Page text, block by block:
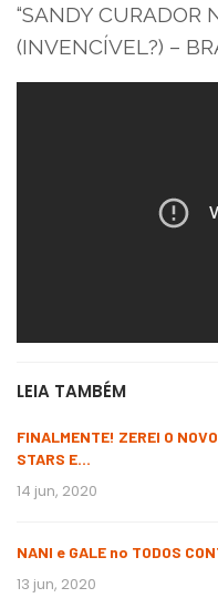
“SANDY CURADOR
(INVENCÍVEL?) –
LEIA TAMBÉM
FINALMENTE! ZEREI O
STARS E…
14 jun, 2020
NANI e GALE no TODOS
13 jun, 2020